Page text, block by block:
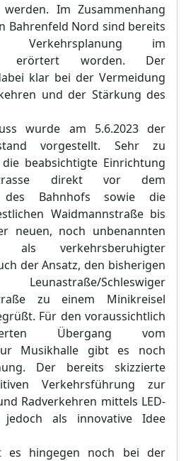
Im Zusammenhang
Bahrenfeld Nord sind bereits
Verkehrsplanung im
erörtert worden. Der
klar bei der Vermeidung
und der Stärkung des
wurde am 5.6.2023 der
vorgestellt. Sehr zu
beabsichtigte Einrichtung
direkt vor dem
des Bahnhofs sowie die
Waidmannstraße bis
neuen, noch unbenannten
als verkehrsberuhigter
der Ansatz, den bisherigen
Leunastraße/Schleswiger
zu einem Minikreisel
Für den voraussichtlich
Übergang vom
Musikhalle gibt es noch
Der bereits skizzierte
Verkehrsführung zur
Radverkehren mittels LED-
jedoch als innovative Idee
es hingegen noch bei der